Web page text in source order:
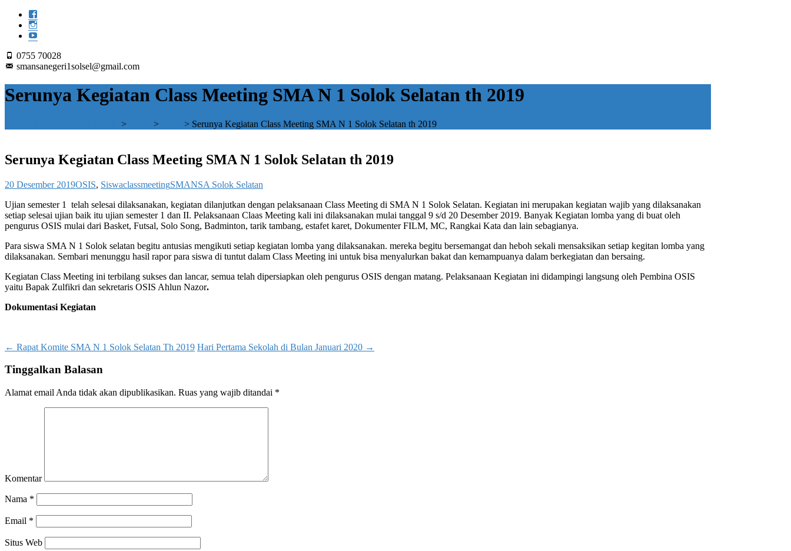
0755 70028
smansanegeri1solsel@gmail.com
Serunya Kegiatan Class Meeting SMA N 1 Solok Selatan th 2019
> > > Serunya Kegiatan Class Meeting SMA N 1 Solok Selatan th 2019
Serunya Kegiatan Class Meeting SMA N 1 Solok Selatan th 2019
20 Desember 2019OSIS, SiswaclassmeetingSMANSA Solok Selatan
Ujian semester 1 telah selesai dilaksanakan, kegiatan dilanjutkan dengan pelaksanaan Class Meeting di SMA N 1 Solok Selatan. Kegiatan ini merupakan kegiatan wajib yang dilaksanakan
setiap selesai ujian baik itu ujian semester 1 dan II. Pelaksanaan Claas Meeting kali ini dilaksanakan mulai tanggal 9 s/d 20 Desember 2019. Banyak Kegiatan lomba yang di buat oleh
pengurus OSIS mulai dari Basket, Futsal, Solo Song, Badminton, tarik tambang, estafet karet, Dokumenter FILM, MC, Rangkai Kata dan lain sebagianya.
Para siswa SMA N 1 Solok selatan begitu antusias mengikuti setiap kegiatan lomba yang dilaksanakan. mereka begitu bersemangat dan heboh sekali mensaksikan setiap kegitan lomba yang
dilaksanakan. Sembari menunggu hasil rapor para siswa di tuntut dalam Class Meeting ini untuk bisa menyalurkan bakat dan kemampuanya dalam berkegiatan dan bersaing.
Kegiatan Class Meeting ini terbilang sukses dan lancar, semua telah dipersiapkan oleh pengurus OSIS dengan matang. Pelaksanaan Kegiatan ini didampingi langsung oleh Pembina OSIS
yaitu Bapak Zulfikri dan sekretaris OSIS Ahlun Nazor.
Dokumentasi Kegiatan
Post
navigation
← Rapat Komite SMA N 1 Solok Selatan Th 2019 Hari Pertama Sekolah di Bulan Januari 2020 →
Tinggalkan Balasan
Alamat email Anda tidak akan dipublikasikan. Ruas yang wajib ditandai *
Komentar
Nama *
Email *
Situs Web